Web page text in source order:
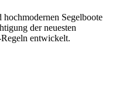
Segelboote
der neuesten
entwickelt.